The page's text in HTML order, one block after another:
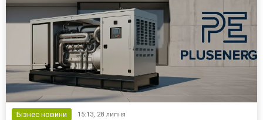
Бізнес новини 15:13, 28 липня